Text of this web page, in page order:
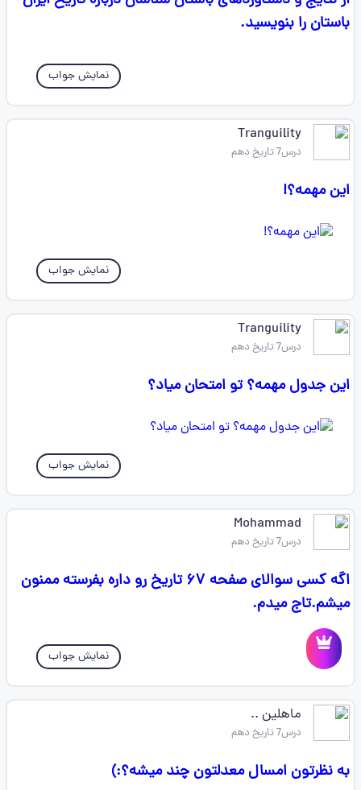
باستان را بنویسید.
نمایش جواب
Tranguility
درس7 تاریخ دهم
این مهمه؟!
نمایش جواب
Tranguility
درس7 تاریخ دهم
این جدول مهمه؟ تو امتحان میاد؟
نمایش جواب
Mohammad
درس7 تاریخ دهم
اگه کسی سوالای صفحه ۶۷ تاریخ رو داره بفرسته ممنون
میشم.تاج میدم.
نمایش جواب
ماهلین ..
درس7 تاریخ دهم
به نظرتون امسال معدلتون چند میشه؟:)